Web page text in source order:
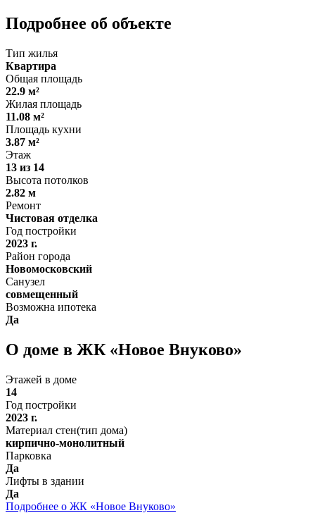
Подробнее об объекте
Тип жилья
Квартира
Общая площадь
22.9 м²
Жилая площадь
11.08 м²
Площадь кухни
3.87 м²
Этаж
13 из 14
Высота потолков
2.82 м
Ремонт
Чистовая отделка
Год постройки
2023 г.
Район города
Новомосковский
Санузел
совмещенный
Возможна ипотека
Да
О доме в ЖК «Новое Внуково»
Этажей в доме
14
Год постройки
2023 г.
Материал стен(тип дома)
кирпично-монолитный
Парковка
Да
Лифты в здании
Да
Подробнее о ЖК «Новое Внуково»